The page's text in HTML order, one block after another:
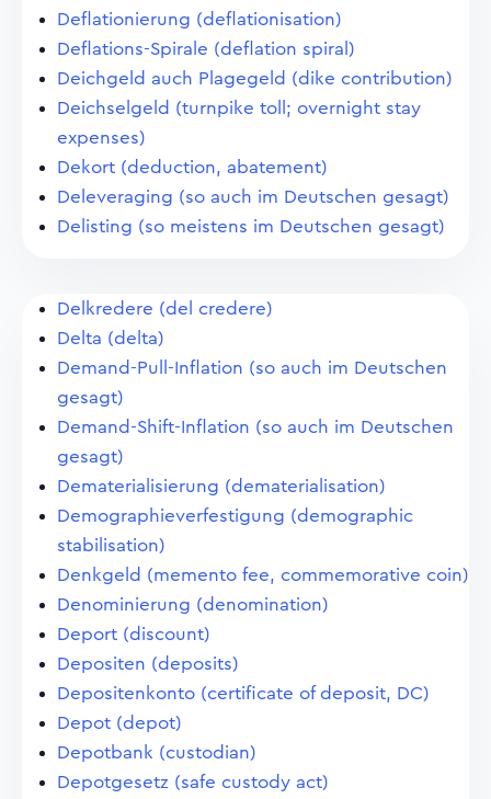
Deflationierung (deflationisation)
Deflations-Spirale (deflation spiral)
Deichgeld auch Plagegeld (dike contribution)
Deichselgeld (turnpike toll; overnight stay
expenses)
Dekort (deduction, abatement)
Deleveraging (so auch im Deutschen gesagt)
Delisting (so meistens im Deutschen gesagt)
Delkredere (del credere)
Delta (delta)
Demand-Pull-Inflation (so auch im Deutschen
gesagt)
Demand-Shift-Inflation (so auch im Deutschen
gesagt)
Dematerialisierung (dematerialisation)
Demographieverfestigung (demographic
stabilisation)
Denkgeld (memento fee, commemorative coin)
Denominierung (denomination)
Deport (discount)
Depositen (deposits)
Depositenkonto (certificate of deposit, DC)
Depot (depot)
Depotbank (custodian)
Depotgesetz (safe custody act)